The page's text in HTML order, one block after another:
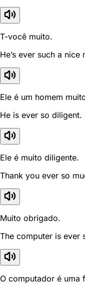
T-você muito.
He’s ever such a nice
Ele é um homem
He is ever so diligent.
Ele é muito diligente.
Thank you ever so
Muito obrigado.
The computer is ever
O computador é uma